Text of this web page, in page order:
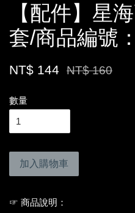
【配件】星
套/商品編號
NT$ 144 NT$ 160
數量
加入購物車
☞ 商品說明：